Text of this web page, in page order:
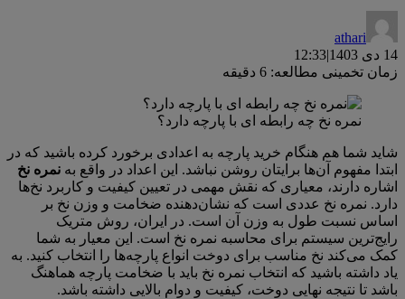
athari
14 دی 1403
|
12:33
زمان تخمینی مطالعه: 6 دقیقه
نمره نخ چه رابطه ای با پارچه دارد؟
شاید شما هم هنگام خرید پارچه به اعدادی برخورد کرده باشید که در
ابتدا مفهوم آن‌ها برایتان روشن نباشد. این اعداد در واقع به نمره نخ
اشاره دارند، معیاری که نقش مهمی در تعیین کیفیت و کاربرد نخ‌ها
دارد. نمره نخ عددی است که نشان‌دهنده ضخامت و وزن نخ بر
اساس نسبت طول به وزن آن است. در ایران، روش متریک
رایج‌ترین سیستم برای محاسبه نمره نخ است. این معیار به شما
کمک می‌کند نخ مناسب برای دوخت انواع پارچه‌ها را انتخاب کنید. به
یاد داشته باشید که انتخاب نمره نخ باید با ضخامت پارچه هماهنگ
باشد تا نتیجه نهایی دوخت، کیفیت و دوام بالایی داشته باشد.